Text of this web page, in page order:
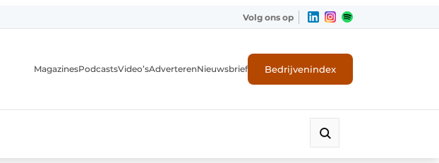
Volg ons op
MagazinesPodcastsVideo’sAdverterenNieuwsbrief Bedrijvenindex